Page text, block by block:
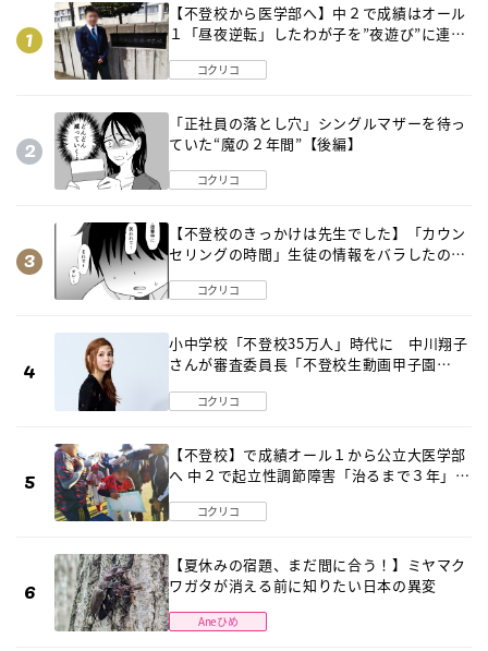
【不登校から医学部へ】中２で成績はオール
１「昼夜逆転」したわが子を”夜遊び”に連れ
コクリコ
「正社員の落とし穴」シングルマザーを待っ
ていた“魔の２年間”【後編】
コクリコ
【不登校のきっかけは先生でした】「カウン
セリングの時間」生徒の情報をバラしたの
コクリコ
小中学校「不登校35万人」時代に 中川翔子
さんが審査委員長「不登校生動画甲子園
コクリコ
【不登校】で成績オール１から公立大医学部
へ 中２で起立性調節障害「治るまで３年」の
コクリコ
【夏休みの宿題、まだ間に合う！】ミヤマク
ワガタが消える前に知りたい日本の異変
Aneひめ